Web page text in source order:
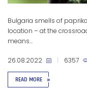
Bulgaria smells of
location – at the
means...
READ MORE »
26.08.2022 6357